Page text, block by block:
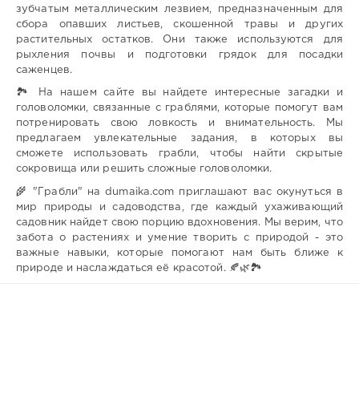
зубчатым металлическим лезвием, предназначенным для
сбора опавших листьев, скошенной травы и других
растительных остатков. Они также используются для
рыхления почвы и подготовки грядок для посадки
саженцев.
🏞️ На нашем сайте вы найдете интересные загадки и
головоломки, связанные с граблями, которые помогут вам
потренировать свою ловкость и внимательность. Мы
предлагаем увлекательные задания, в которых вы
сможете использовать грабли, чтобы найти скрытые
сокровища или решить сложные головоломки.
🌾 "Грабли" на dumaika.com приглашают вас окунуться в
мир природы и садоводства, где каждый ухаживающий
садовник найдет свою порцию вдохновения. Мы верим, что
забота о растениях и умение творить с природой - это
важные навыки, которые помогают нам быть ближе к
природе и наслаждаться её красотой. 🍂🌿🏞️